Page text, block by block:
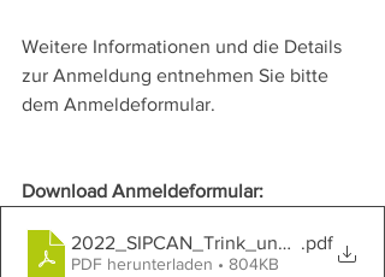
Weitere Informationen und die Details
zur Anmeldung entnehmen Sie bitte
dem Anmeldeformular.
Download Anmeldeformular:
.pdf
PDF herunterladen • 804KB